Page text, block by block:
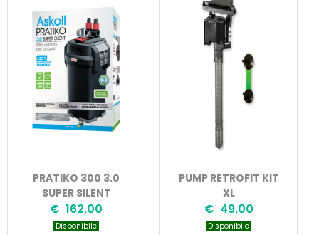
PRATIKO 300 3.0
SUPER SILENT
€ 162,00
Disponibile
PUMP RETROFIT KIT
XL
€ 49,00
Disponibile